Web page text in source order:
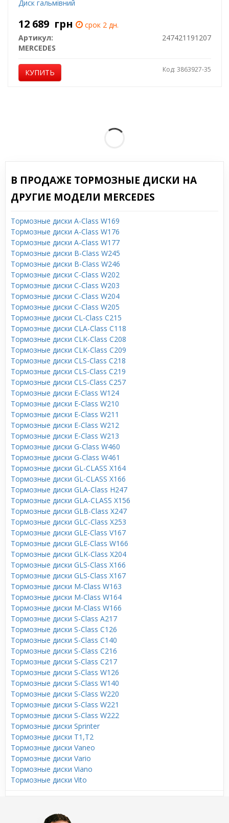
Диск гальмівний
12 689 грн
срок 2 дн.
Артикул:
247421191207
MERCEDES
КУПИТЬ Код: 3863927-35
В ПРОДАЖЕ ТОРМОЗНЫЕ ДИСКИ НА
ДРУГИЕ МОДЕЛИ MERCEDES
Тормозные диски A-Class W169
Тормозные диски A-Class W176
Тормозные диски A-Class W177
Тормозные диски B-Class W245
Тормозные диски B-Class W246
Тормозные диски C-Class W202
Тормозные диски C-Class W203
Тормозные диски C-Class W204
Тормозные диски C-Class W205
Тормозные диски CL-Class C215
Тормозные диски CLA-Class C118
Тормозные диски CLK-Class C208
Тормозные диски CLK-Class C209
Тормозные диски CLS-Class C218
Тормозные диски CLS-Class C219
Тормозные диски CLS-Class C257
Тормозные диски E-Class W124
Тормозные диски E-Class W210
Тормозные диски E-Class W211
Тормозные диски E-Class W212
Тормозные диски E-Class W213
Тормозные диски G-Class W460
Тормозные диски G-Class W461
Тормозные диски GL-CLASS X164
Тормозные диски GL-CLASS X166
Тормозные диски GLA-Class H247
Тормозные диски GLA-CLASS X156
Тормозные диски GLB-Class X247
Тормозные диски GLC-Class X253
Тормозные диски GLE-Class V167
Тормозные диски GLE-Class W166
Тормозные диски GLK-Class X204
Тормозные диски GLS-Class X166
Тормозные диски GLS-Class X167
Тормозные диски M-Class W163
Тормозные диски M-Class W164
Тормозные диски M-Class W166
Тормозные диски S-Class A217
Тормозные диски S-Class C126
Тормозные диски S-Class C140
Тормозные диски S-Class C216
Тормозные диски S-Class C217
Тормозные диски S-Class W126
Тормозные диски S-Class W140
Тормозные диски S-Class W220
Тормозные диски S-Class W221
Тормозные диски S-Class W222
Тормозные диски Sprinter
Тормозные диски T1,T2
Тормозные диски Vaneo
Тормозные диски Vario
Тормозные диски Viano
Тормозные диски Vito